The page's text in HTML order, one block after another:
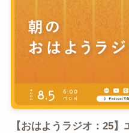
【おはようラジオ：25